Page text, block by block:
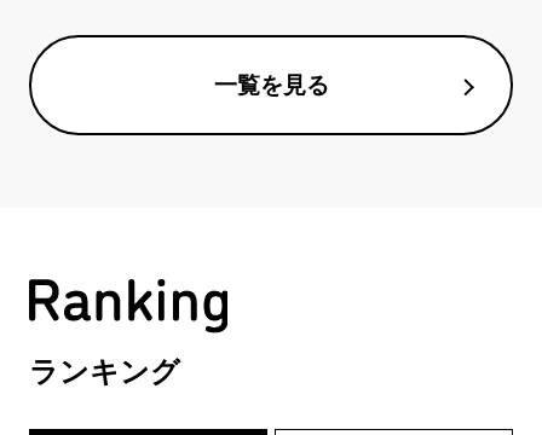
一覧を見る
ランキング